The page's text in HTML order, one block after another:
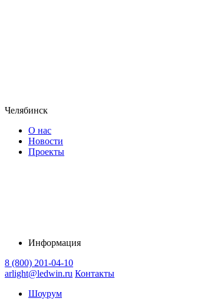
Челябинск
О нас
Новости
Проекты
Информация
8 (800) 201-04-10
arlight@ledwin.ru Контакты
Шоурум